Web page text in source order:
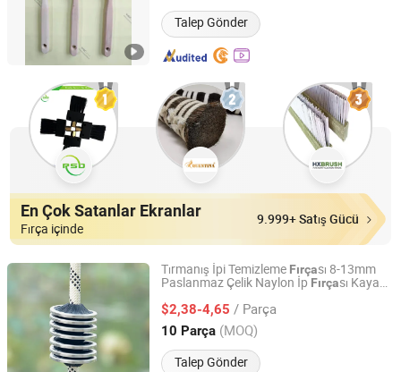
Talep Gönder
En Çok Satanlar Ekranlar
Fırça içinde
9.999+ Satış Gücü
Tırmanış İpi Temizleme Fırçası 8-13mm
Paslanmaz Çelik Naylon İp Fırçası Kaya
$2,38-4,65 / Parça
10 Parça (MOQ)
Talep Gönder
Shanghai Huixi Brush Co., Ltd.
Shanghai, China Fiyat 2020